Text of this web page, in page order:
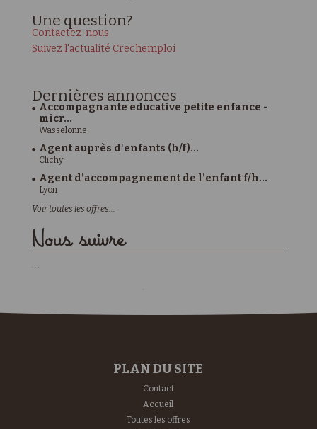
Une question?
Contactez-nous
Suivez l'actualité Crechemploi
Dernières annonces
Accompagnante educative petite enfance -
micr...
Wasselonne
Agent auprès d'enfants (h/f)...
Clichy
Agent d’accompagnement de l’enfant f/h...
Lyon
Voir toutes les offres...
Nous suivre
PLAN DU SITE
Contact
Accueil
Toutes les offres